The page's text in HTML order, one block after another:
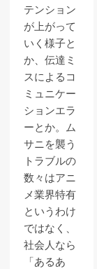
テンション
が上がって
いく様子と
か、伝達ミ
スによるコ
ミュニケー
ションエラ
ーとか。ム
サニを襲う
トラブルの
数々はアニ
メ業界特有
というわけ
ではなく、
社会人なら
「あるあ